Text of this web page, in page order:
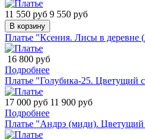
11 550 руб 9 550 руб
В корзину
Платье "Ксения. Лисы в деревне
16 800 руб
Подробнее
Платье "Голубика-25. Цветущий
17 000 руб 11 900 руб
Подробнее
Платье "Андрэ (миди).